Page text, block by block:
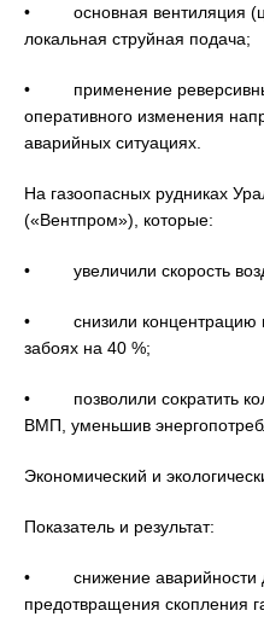
• основная вентиляция
локальная струйная подача;
• применение
оперативного изменения
аварийных ситуациях.
На газоопасных рудниках
(«Вентпром»), которые:
• увеличили скорость
• снизили концентрацию
забоях на 40 %;
• позволили сократить
ВМП, уменьшив
Экономический и
Показатель и результат:
• снижение аварийности
предотвращения скопления